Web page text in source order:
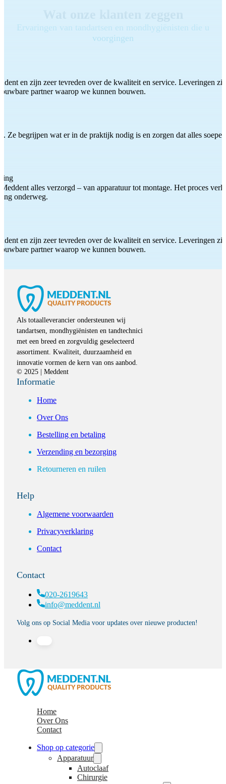
Ervaringen van tandartsen en mondhygiënisten die u
voorgingen
en zijn zeer tevreden over de kwaliteit en service. Leveringen
partner waarop we kunnen bouwen.
Ze begrijpen wat er in de praktijk nodig is en zorgen dat alles
alles verzorgd – van apparatuur tot montage. Het proces
onderweg.
en zijn zeer tevreden over de kwaliteit en service. Leveringen
partner waarop we kunnen bouwen.
Als totaalleverancier ondersteunen wij
tandartsen, mondhygiënisten en tandtechnici
met een breed en zorgvuldig geselecteerd
assortiment. Kwaliteit, duurzaamheid en
innovatie vormen de kern van ons aanbod.
© 2025 | Meddent
Informatie
Home
Over Ons
Bestelling en betaling
Verzending en bezorging
Retourneren en ruilen
Help
Algemene voorwaarden
Privacyverklaring
Contact
Contact
020-2619643
info@meddent.nl
Volg ons op Social Media voor updates over nieuwe producten!
Home
Over Ons
Contact
Shop op categorie
Apparatuur
Autoclaaf
Chirurgie